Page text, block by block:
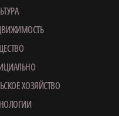
ХОЗЯЙСТВО